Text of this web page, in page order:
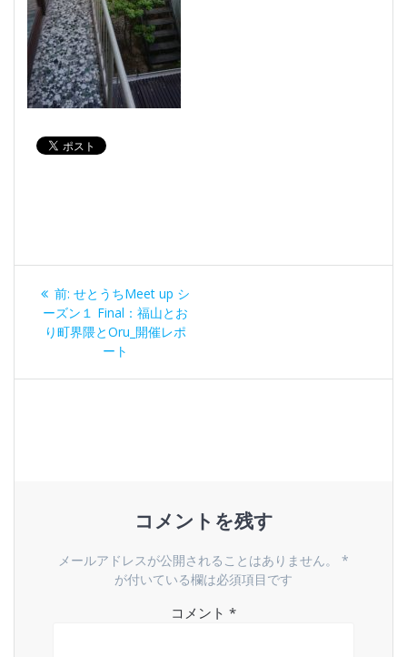
投
稿
前: 過
去
の
せとうちMeet up シ
ーズン１ Final：福山とお
り町界隈とOru_開催レポ
ート
コメントを残す
メールアドレスが公開されることはありません。
*
が付いている欄は必須項目です
コメント *